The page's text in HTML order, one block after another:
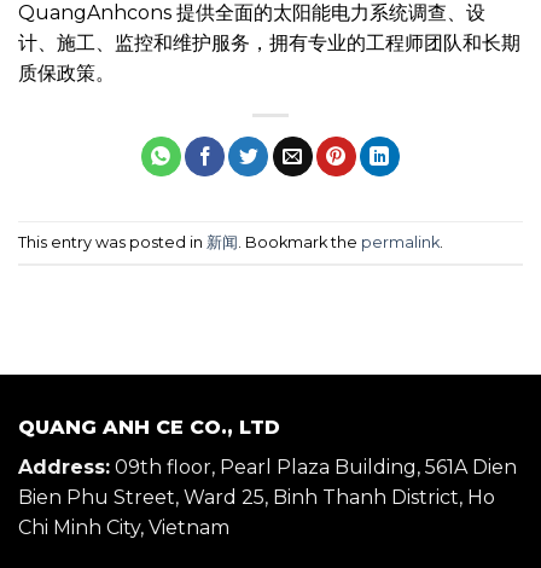
QuangAnhcons 提供全面的太阳能电力系统调查、设
计、施工、监控和维护服务，拥有专业的工程师团队和长期
质保政策。
This entry was posted in 新闻 . Bookmark the permalink
QUANG ANH CE CO., LTD
Address: 09th floor, Pearl Plaza Building, 561A Dien
Bien Phu Street, Ward 25, Binh Thanh District, Ho
Chi Minh City, Vietnam